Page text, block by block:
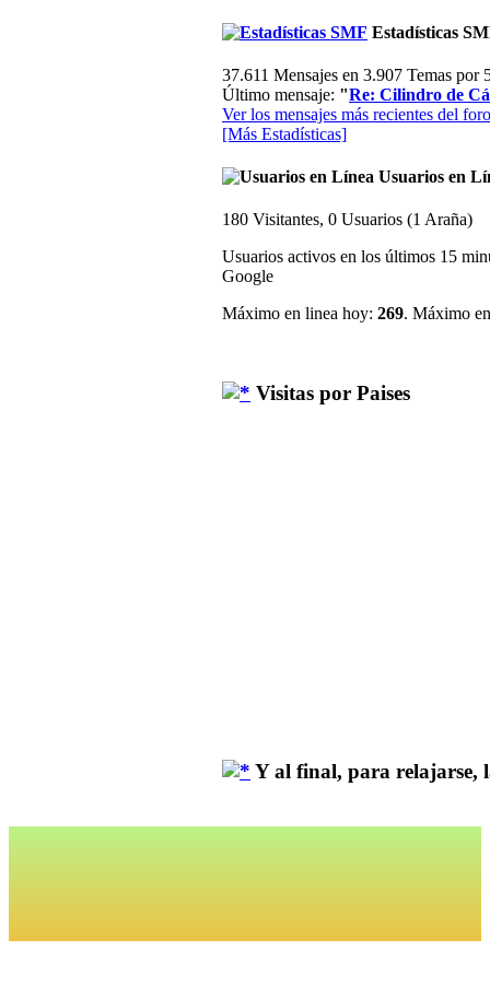
Estadísticas
37.611 Mensajes en 3.907 Temas
Último mensaje: "Re: Cilindro de
Ver los mensajes más recientes del
[Más Estadísticas]
Usuarios en
180 Visitantes, 0 Usuarios (1 Araña)
Usuarios activos en los últimos 15
Google
Máximo en linea hoy: 269. Máximo
Visitas por Paises
Y al final, para relajarse,